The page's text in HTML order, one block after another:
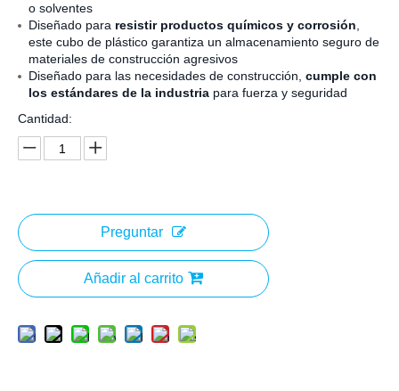
o solventes
Diseñado para resistir productos químicos y corrosión
este cubo de plástico garantiza un almacenamiento seguro de
materiales de construcción agresivos
Diseñado para las necesidades de construcción, cumple con
los estándares de la industria para fuerza y seguridad
Cantidad:
Preguntar
Añadir al carrito